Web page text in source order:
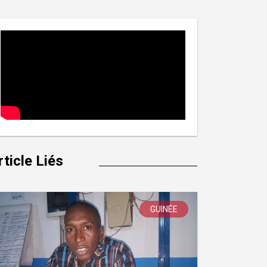
Liés
GUINÉE